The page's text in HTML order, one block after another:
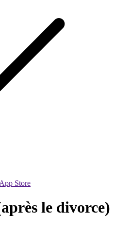
Store
le divorce)